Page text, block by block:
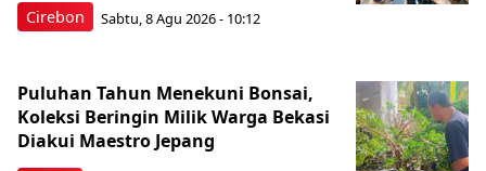
Cirebon Sabtu, 8 Agu 2026 - 10:12
Puluhan Tahun Menekuni Bonsai,
Koleksi Beringin Milik Warga Bekasi
Diakui Maestro Jepang